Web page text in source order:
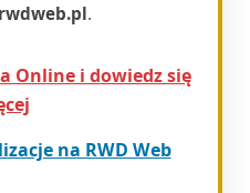
.
Online i dowiedz się
na RWD Web